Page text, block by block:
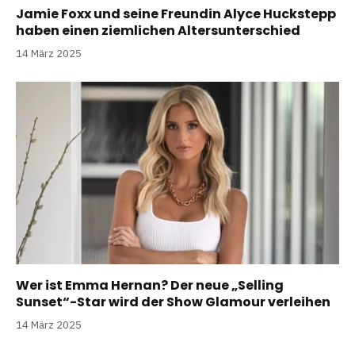
Jamie Foxx und seine Freundin Alyce Huckstepp
haben einen ziemlichen Altersunterschied
14 März 2025
Wer ist Emma Hernan? Der neue „Selling
Sunset“-Star wird der Show Glamour verleihen
14 März 2025